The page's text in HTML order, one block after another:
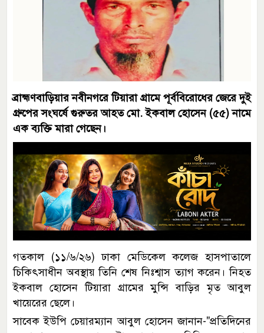
ব্রাহ্মণবাড়িয়ার নবীনগরে টিয়ারা গ্রামে পূর্ববিরোধের জেরে দুই
গ্রুপের সংঘর্ষে গুরুতর আহত মো. ইকবাল হোসেন (৫৫) নামে
এক ব্যক্তি মারা গেছেন।
গতকাল (১১/৬/২৬) ঢাকা মেডিকেল কলেজ হাসপাতালে
চিকিৎসাধীন অবস্থায় তিনি শেষ নিঃশ্বাস ত্যাগ করেন। নিহত
ইকবাল হোসেন টিয়ারা গ্রামের মুন্সি বাড়ির মৃত আবুল
খায়েরের ছেলে।
সাবেক ইউপি চেয়ারম্যান আবুল হোসেন জানান-"প্রতিদিনের